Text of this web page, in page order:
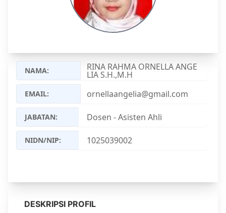
NAMA: RINA RAHMA ORNELLA ANGE
LIA S.H.,M.H
EMAIL: ornellaangelia@gmail.com
JABATAN:
NIDN/NIP:
DESKRIPSI PROFIL